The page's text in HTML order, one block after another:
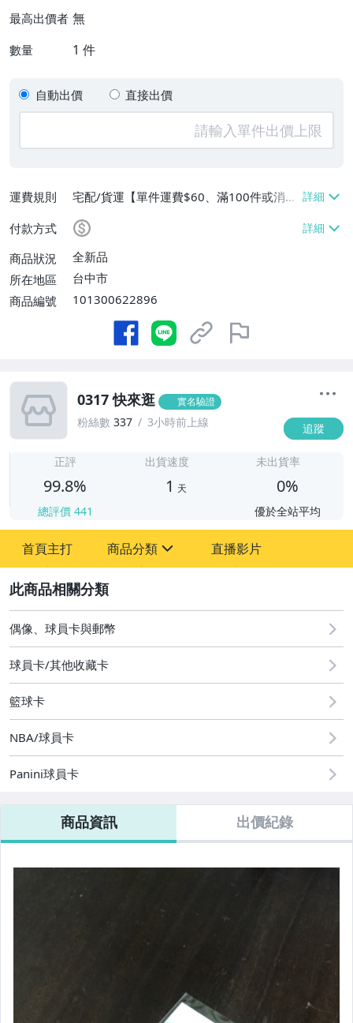
最高出價者 無
數量 1 件
自動出價 直接出價
運費規則
宅配/貨運【單件運費$60、滿100件或消費
滿$9999免運費】
付款方式
商品狀況
全新品
所在地區
台中市
商品編號
101300622896
0317 快來逛 實名驗證
粉絲數 337 3小時前上線 追蹤
正評
99.8%
總評價 441
出貨速度
1 天
未出貨率
0%
優於全站平均
首頁主打 商品分類
偶像、球員卡與郵幣
直播影片
偶像、球員卡與郵幣
球員卡/其他收藏卡
籃球卡
NBA/球員卡
Panini球員卡
商品資訊 出價紀錄